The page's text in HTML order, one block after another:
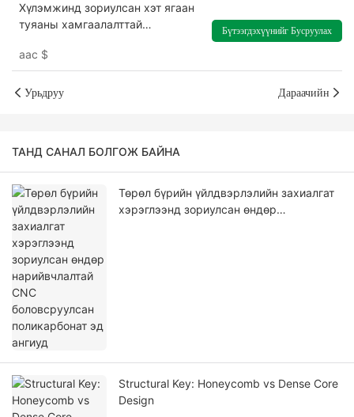
Хүлэмжинд зориулсан хэт ягаан
туяаны хамгаалалттай
ханын поликарбонат хуудас
аас $
Бүтээгдэхүүнийг Бусруулах
Урьдруу Дараачийн
ТАНД САНАЛ БОЛГОЖ БАЙНА
Төрөл бүрийн үйлдвэрлэлийн захиалгат
хэрэглээнд зориулсан өндөр
Structural Key: Honeycomb vs Dense Core
Design